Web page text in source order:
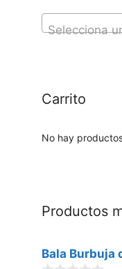
Selecciona
Carrito
No hay
Productos
Bala Burbuja